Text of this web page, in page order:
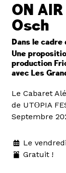
ON
Osch
Dans le cadre
Une
production
avec Les
Le Cabaret
de UTʘPIA
Septembre
Le
Gratuit !